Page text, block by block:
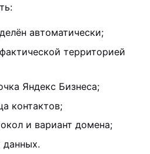
автоматически;
территорией
Яндекс Бизнеса;
контактов;
и вариант домена;
данных.